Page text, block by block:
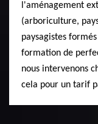
l'aménagement
(arboriculture,
paysagistes
formation de
nous intervenons
cela pour un tarif